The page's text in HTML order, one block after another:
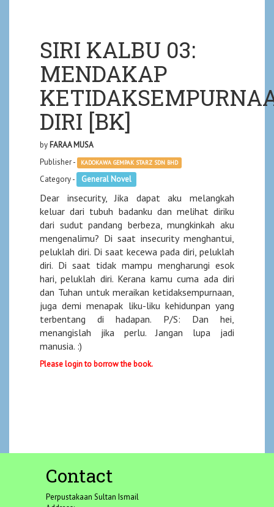
SIRI KALBU 03:
MENDAKAP
DIRI [BK]
by FARAA MUSA
Publisher -
KADOKAWA GEMPAK STARZ SDN BHD
Category - General Novel
Dear insecurity, Jika dapat aku melangkah
keluar dari tubuh badanku dan melihat diriku
dari sudut pandang berbeza, mungkinkah aku
mengenalimu? Di saat insecurity menghantui,
peluklah diri. Di saat kecewa pada diri, peluklah
diri. Di saat tidak mampu mengharungi esok
hari, peluklah diri. Kerana kamu cuma ada diri
dan Tuhan untuk meraikan ketidaksempurnaan,
juga demi menapak liku-liku kehidunpan yang
terbentang di hadapan. P/S: Dan hei,
menangislah jika perlu. Jangan lupa jadi
manusia. :)
Please login to borrow the book.
Contact
Perpustakaan Sultan Ismail